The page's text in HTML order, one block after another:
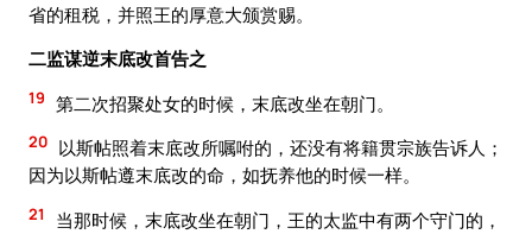
省的租税，并照王的厚意大颁赏赐。
二监谋逆末底改首告之
19 第二次招聚处女的时候，末底改坐在朝门。
20 以斯帖照着末底改所嘱咐的，还没有将籍贯宗族告诉人；
因为以斯帖遵末底改的命，如抚养他的时候一样。
21
当那时候，末底改坐在朝门，王的太监中有两个守门的，